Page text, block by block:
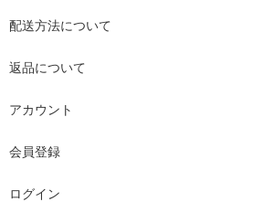
配送方法について
返品について
アカウント
会員登録
ログイン